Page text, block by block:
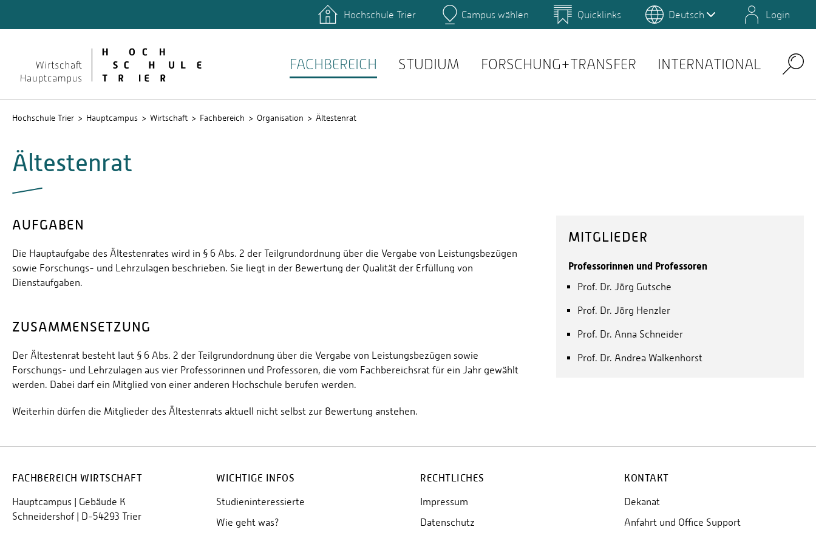
Hauptcampus Campus Gestaltung Umwelt-Campus Birkenfeld
Formalitäten: Studienservice Literatur: Hochschulbibliothek
Mensaplan: Studierendenwerk
Hochschule Trier Campus wählen Quicklinks Deutsch Login
FACHBEREICH STUDIUM FORSCHUNG+TRANSFER INTERNATIONAL Search
Hochschule Trier Hauptcampus Wirtschaft Fachbereich Organisation Ältestenrat
Ältestenrat
AUFGABEN
Die Hauptaufgabe des Ältestenrates wird in § 6 Abs. 2 der Teilgrundordnung über die Vergabe von Leistungsbezügen
sowie Forschungs- und Lehrzulagen beschrieben. Sie liegt in der Bewertung der Qualität der Erfüllung von
Dienstaufgaben.
ZUSAMMENSETZUNG
Der Ältestenrat besteht laut § 6 Abs. 2 der Teilgrundordnung über die Vergabe von Leistungsbezügen sowie
Forschungs- und Lehrzulagen aus vier Professorinnen und Professoren, die vom Fachbereichsrat für ein Jahr gewählt
werden. Dabei darf ein Mitglied von einer anderen Hochschule berufen werden.
Weiterhin dürfen die Mitglieder des Ältestenrats aktuell nicht selbst zur Bewertung anstehen.
MITGLIEDER
Professorinnen und Professoren
Prof. Dr. Jörg Gutsche
Prof. Dr. Jörg Henzler
Prof. Dr. Anna Schneider
Prof. Dr. Andrea Walkenhorst
FACHBEREICH WIRTSCHAFT
Hauptcampus | Gebäude K
Schneidershof | D-54293 Trier
WICHTIGE INFOS
Studieninteressierte
Wie geht was?
RECHTLICHES
Impressum
Datenschutz
KONTAKT
Dekanat
Anfahrt und Office Support